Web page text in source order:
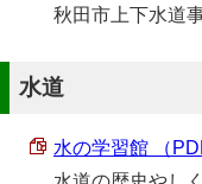
秋田市上下水道
水道
水の学習館 （